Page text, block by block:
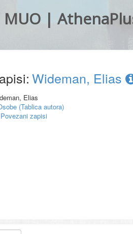
MUO |
Wideman, Elias
Elias
(Tablica autora)
Povezani zapisi